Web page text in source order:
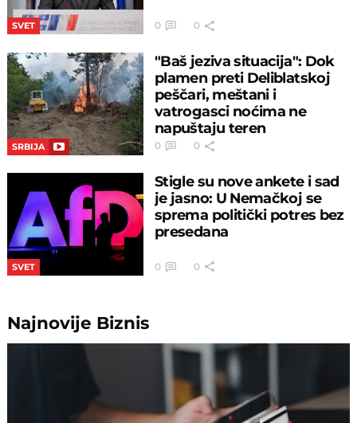
SVET 0 0
SRBIJA
"Baš jeziva situacija": Dok
plamen preti Deliblatskoj
peščari, meštani i
vatrogasci noćima ne
napuštaju teren
0 0
SVET
Stigle su nove ankete i sad
je jasno: U Nemačkoj se
sprema politički potres bez
presedana
0 0
Najnovije Biznis